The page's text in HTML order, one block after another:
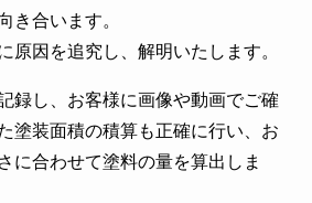
き合います。
原因を追究し、解明いたします。
録し、お客様に画像や動画でご確
塗装面積の積算も正確に行い、お
に合わせて塗料の量を算出しま